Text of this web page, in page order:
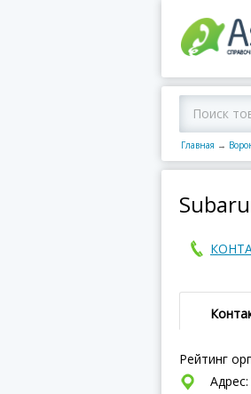
Главная →
Subaru
Рейтинг